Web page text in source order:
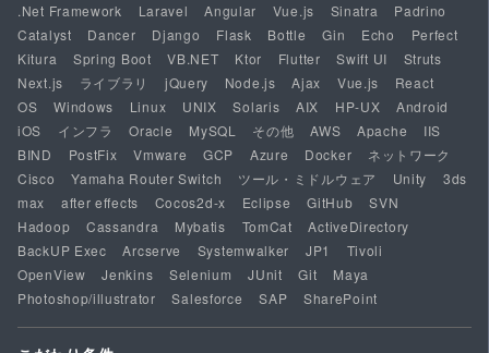
.Net Framework
Laravel Angular Vue.js Sinatra
Padrino
Catalyst
Dancer Django Flask Bottle Gin Echo
Perfect
Kitura
Spring Boot VB.NET Ktor Flutter Swift UI
Struts
Next.js
ライブラリ jQuery Node.js Ajax Vue.js
React
OS
Windows Linux UNIX Solaris AIX HP-UX
Android
iOS
インフラ Oracle MySQL その他 AWS Apache
IIS
BIND
PostFix Vmware GCP Azure Docker
ネットワーク
Cisco
Yamaha Router Switch ツール・ミドルウェア Unity
3ds
max
after effects Cocos2d-x Eclipse GitHub
SVN
Hadoop
Cassandra Mybatis TomCat
ActiveDirectory
BackUP Exec
Arcserve Systemwalker JP1
Tivoli
OpenView
Jenkins Selenium JUnit Git
Maya
Photoshop/illustrator
Salesforce SAP SharePoint